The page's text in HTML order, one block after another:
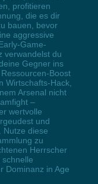
profitieren
die es dir
bauen, bevor
aggressive
Game-
verwandelst du
Gegner ins
Boost
Wirtschafts-Hack,
Arsenal nicht
–
wertvolle
und
Nutze diese
zu
Herrscher
Dominanz in Age